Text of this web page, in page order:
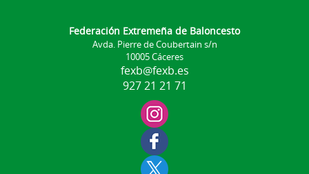
Federación Extremeña de Baloncesto
Avda. Pierre de Coubertain s/n
10005 Cáceres
fexb@fexb.es
927 21 21 71